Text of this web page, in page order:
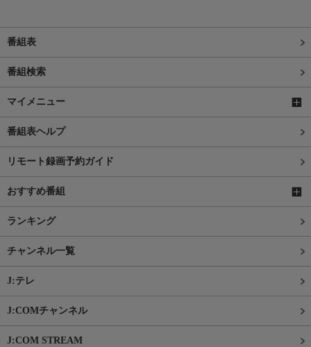
番組表
番組検索
マイメニュー
番組表ヘルプ
リモート録画予約ガイド
おすすめ番組
ランキング
チャンネル一覧
J:テレ
J:COMチャンネル
J:COM STREAM